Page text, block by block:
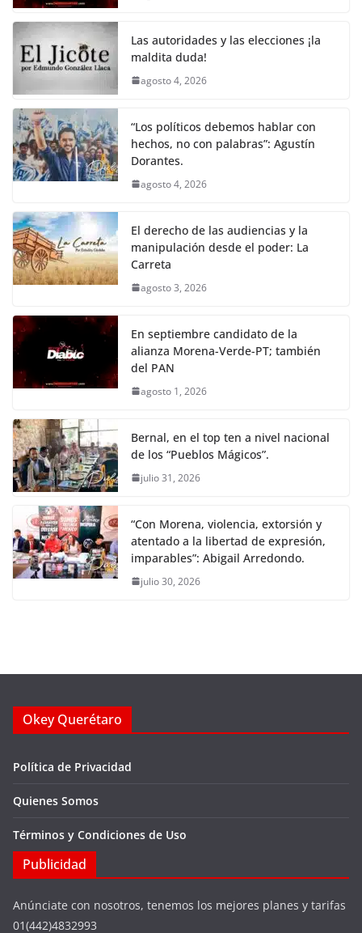
o
o
k
p k
Las autoridades y las elecciones ¡la
maldita duda!
agosto 4, 2026
“Los políticos debemos hablar con
hechos, no con palabras”: Agustín
Dorantes.
agosto 4, 2026
El derecho de las audiencias y la
manipulación desde el poder: La
Carreta
agosto 3, 2026
En septiembre candidato de la
alianza Morena-Verde-PT; también
del PAN
agosto 1, 2026
Bernal, en el top ten a nivel nacional
de los “Pueblos Mágicos”.
julio 31, 2026
“Con Morena, violencia, extorsión y
atentado a la libertad de expresión,
imparables”: Abigail Arredondo.
julio 30, 2026
Okey Querétaro
Política de Privacidad
Quienes Somos
Términos y Condiciones de Uso
Publicidad
Anúnciate con nosotros, tenemos los mejores planes y tarifas
01(442)4832993